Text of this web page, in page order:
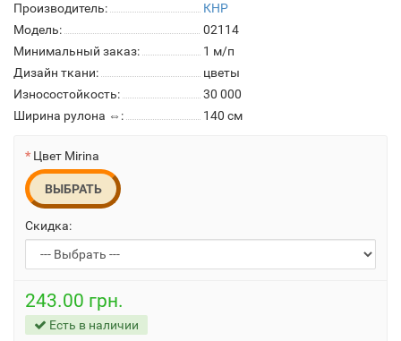
Производитель:
КНР
Модель:
02114
Минимальный заказ:
1 м/п
Дизайн ткани:
цветы
Износостойкость:
30 000
Ширина рулона ⇔:
140 см
Цвет Mirina
ВЫБРАТЬ
Скидка:
243.00 грн.
Есть в наличии